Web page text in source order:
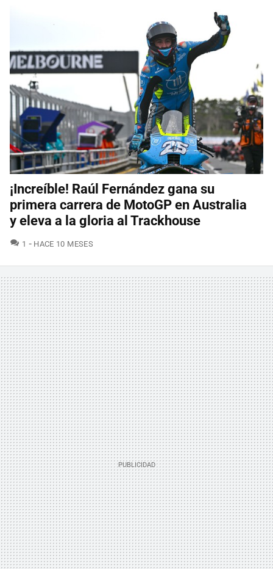
¡Increíble! Raúl Fernández gana su
primera carrera de MotoGP en Australia
y eleva a la gloria al Trackhouse
1 COMENTARIOS
HACE 10 MESES